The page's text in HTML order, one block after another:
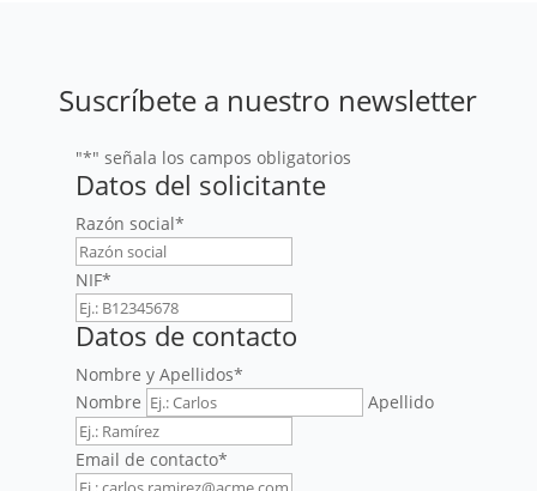
Suscríbete a nuestro newsletter
"*" señala los campos obligatorios
Datos del solicitante
Razón social*
NIF*
Datos de contacto
Nombre y Apellidos*
Nombre
Apellido
Email de contacto*